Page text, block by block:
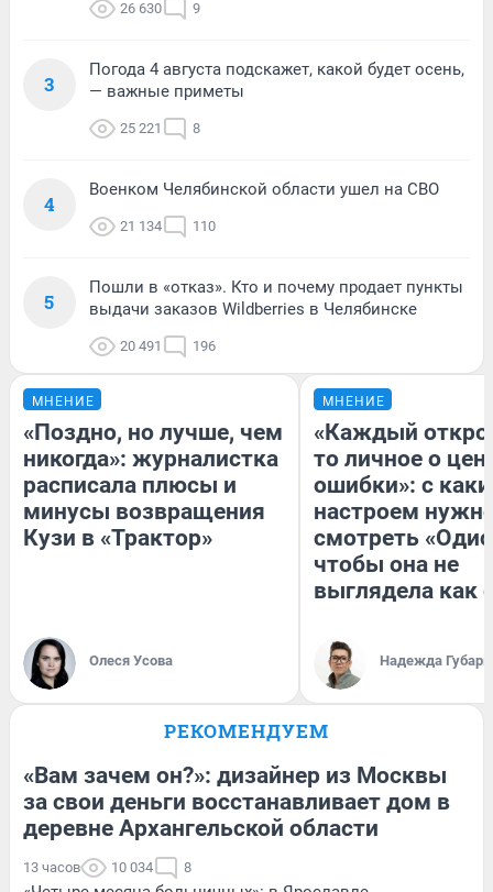
26 630 9
3
Погода 4 августа подскажет, какой будет осень,
— важные приметы
25 221 8
4
Военком Челябинской области ушел на СВО
21 134 110
5
Пошли в «отказ». Кто и почему продает пункты
выдачи заказов Wildberries в Челябинске
20 491 196
МНЕНИЕ
«Поздно, но лучше, чем
никогда»: журналистка
расписала плюсы и
минусы возвращения
Кузи в «Трактор»
Олеся Усова
МНЕНИЕ
«Каждый
то личное о
ошибки»: с
настроем
смотреть
чтобы она не
выглядела как
Надежда Губарь
РЕКОМЕНДУЕМ
«Вам зачем он?»: дизайнер из Москвы
за свои деньги восстанавливает дом в
деревне Архангельской области
13 часов 10 034 8